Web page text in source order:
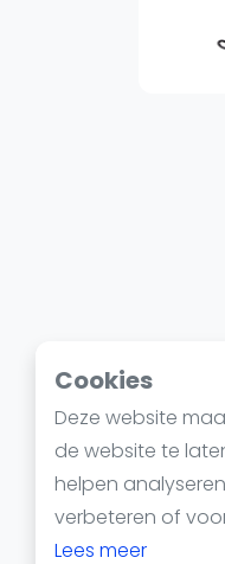
Cookies
Deze website
de website te
helpen
verbeteren of
Lees meer